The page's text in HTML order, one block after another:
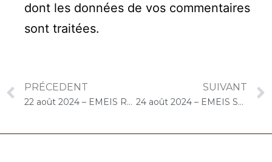
dont les données de vos commentaires
sont traitées.
PRÉCEDENT
22 août 2024 – EMEIS René Legros (Dourdan) : Concert « Cello Solo »
SUIVANT
24 août 2024 – EMEIS Saint-Jacques (Paris) : Concert « Cello Solo »